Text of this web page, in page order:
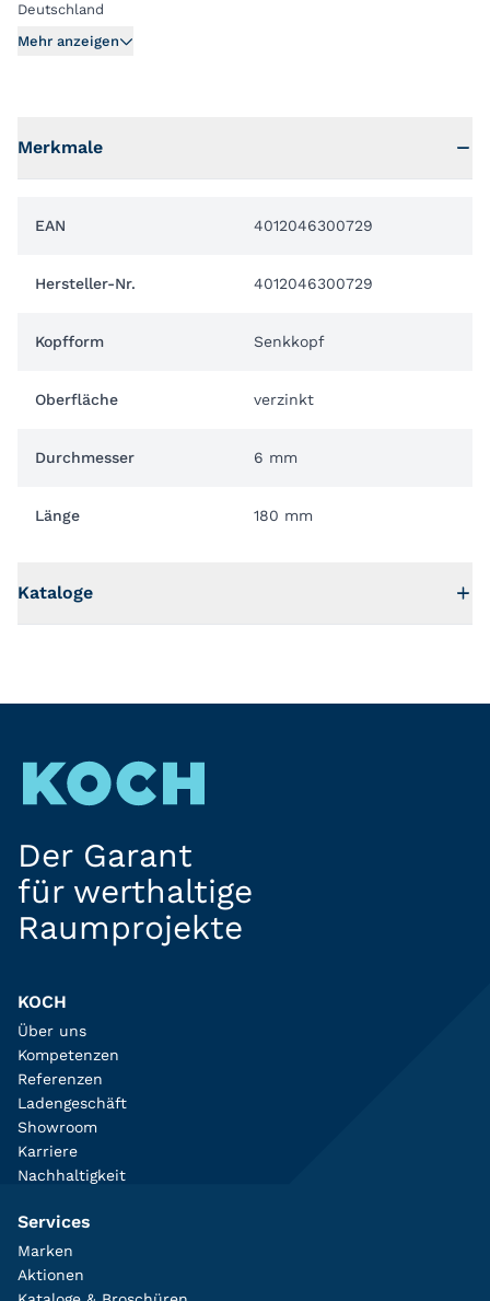
Deutschland
Mehr anzeigen
Merkmale
EAN 4012046300729
Hersteller-Nr. 4012046300729
Kopfform Senkkopf
Oberfläche verzinkt
Durchmesser 6 mm
Länge 180 mm
Kataloge
Der Garant
für werthaltige
Raumprojekte
KOCH
Über uns
Kompetenzen
Referenzen
Ladengeschäft
Showroom
Karriere
Nachhaltigkeit
Services
Marken
Aktionen